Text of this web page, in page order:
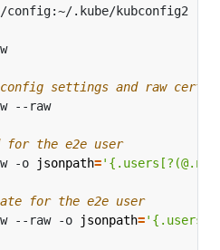
settings and raw
for the e2e user
-o
jsonpath=
for the e2e user
--raw -o
jsonpath=